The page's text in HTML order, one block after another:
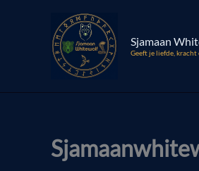
Sjamaan
Geeft je liefde, kracht